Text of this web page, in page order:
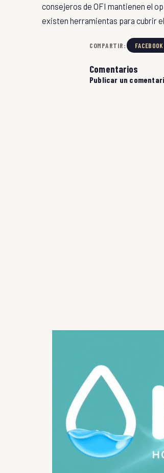
consejeros de OFI mantienen el
existen herramientas para cubrir
COMPARTIR: FACEBOOK
Comentarios
Publicar un